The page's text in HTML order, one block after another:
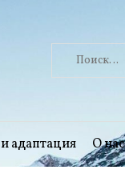
Найти:
адаптация О нас